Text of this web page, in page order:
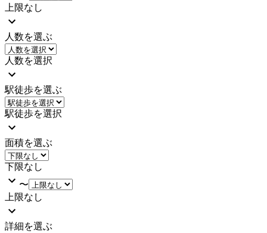
上限なし
人数を選ぶ
人数を選択
駅徒歩を選ぶ
駅徒歩を選択
面積を選ぶ
下限なし
〜
上限なし
詳細を選ぶ